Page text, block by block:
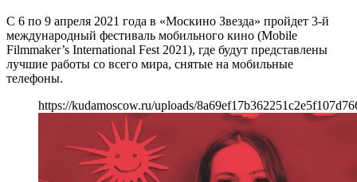
С 6 по 9 апреля 2021 года в «Москино Звезда» пройдет 3-й
международный фестиваль мобильного кино (Mobile
Filmmaker’s International Fest 2021), где будут представлены
лучшие работы со всего мира, снятые на мобильные
телефоны.
https://kudamoscow.ru/uploads/